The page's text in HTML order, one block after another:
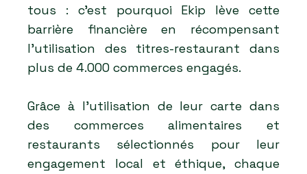
tous : c’est pourquoi Ekip lève cette
barrière financière en récompensant
l’utilisation des titres-restaurant dans
plus de 4.000 commerces engagés.
Grâce à l’utilisation de leur carte dans
des commerces alimentaires et
restaurants sélectionnés pour leur
engagement local et éthique, chaque